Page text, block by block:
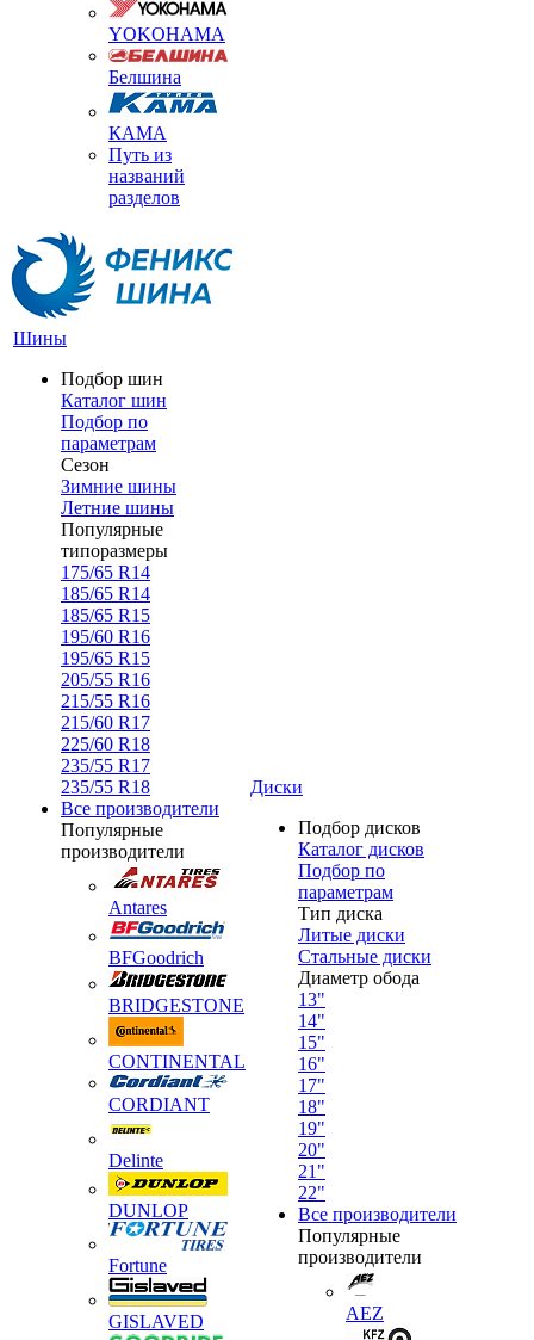
YOKOHAMA
Белшина
КАМА
Путь из
названий
разделов
Шины
Подбор шин
Каталог шин
Подбор по
параметрам
Сезон
Зимние шины
Летние шины
Популярные
типоразмеры
175/65 R14
185/65 R14
185/65 R15
195/60 R16
195/65 R15
205/55 R16
215/55 R16
215/60 R17
225/60 R18
235/55 R17
235/55 R18
Все производители
Популярные
производители
Antares
BFGoodrich
BRIDGESTONE
CONTINENTAL
CORDIANT
Delinte
DUNLOP
Fortune
GISLAVED
Диски
Подбор дисков
Каталог дисков
Подбор по
параметрам
Тип диска
Литые диски
Стальные диски
Диаметр обода
13"
14"
15"
16"
17"
18"
19"
20"
21"
22"
Все производители
Популярные
производители
AEZ